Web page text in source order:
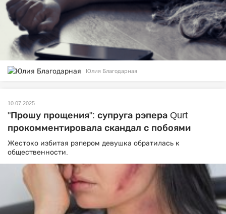
Юлия Благодарная
10.07.2025
"Прошу прощения": супруга рэпера Qurt
прокомментировала скандал с побоями
Жестоко избитая рэпером девушка обратилась к
общественности.